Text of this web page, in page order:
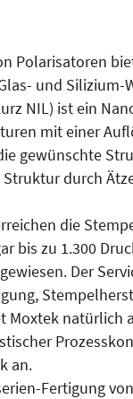
Polarisatoren
und Silizium-
NIL) ist ein
mit einer
gewünschte
durch
die
bis zu 1.300
Der
natürlich
an.
Fertigung